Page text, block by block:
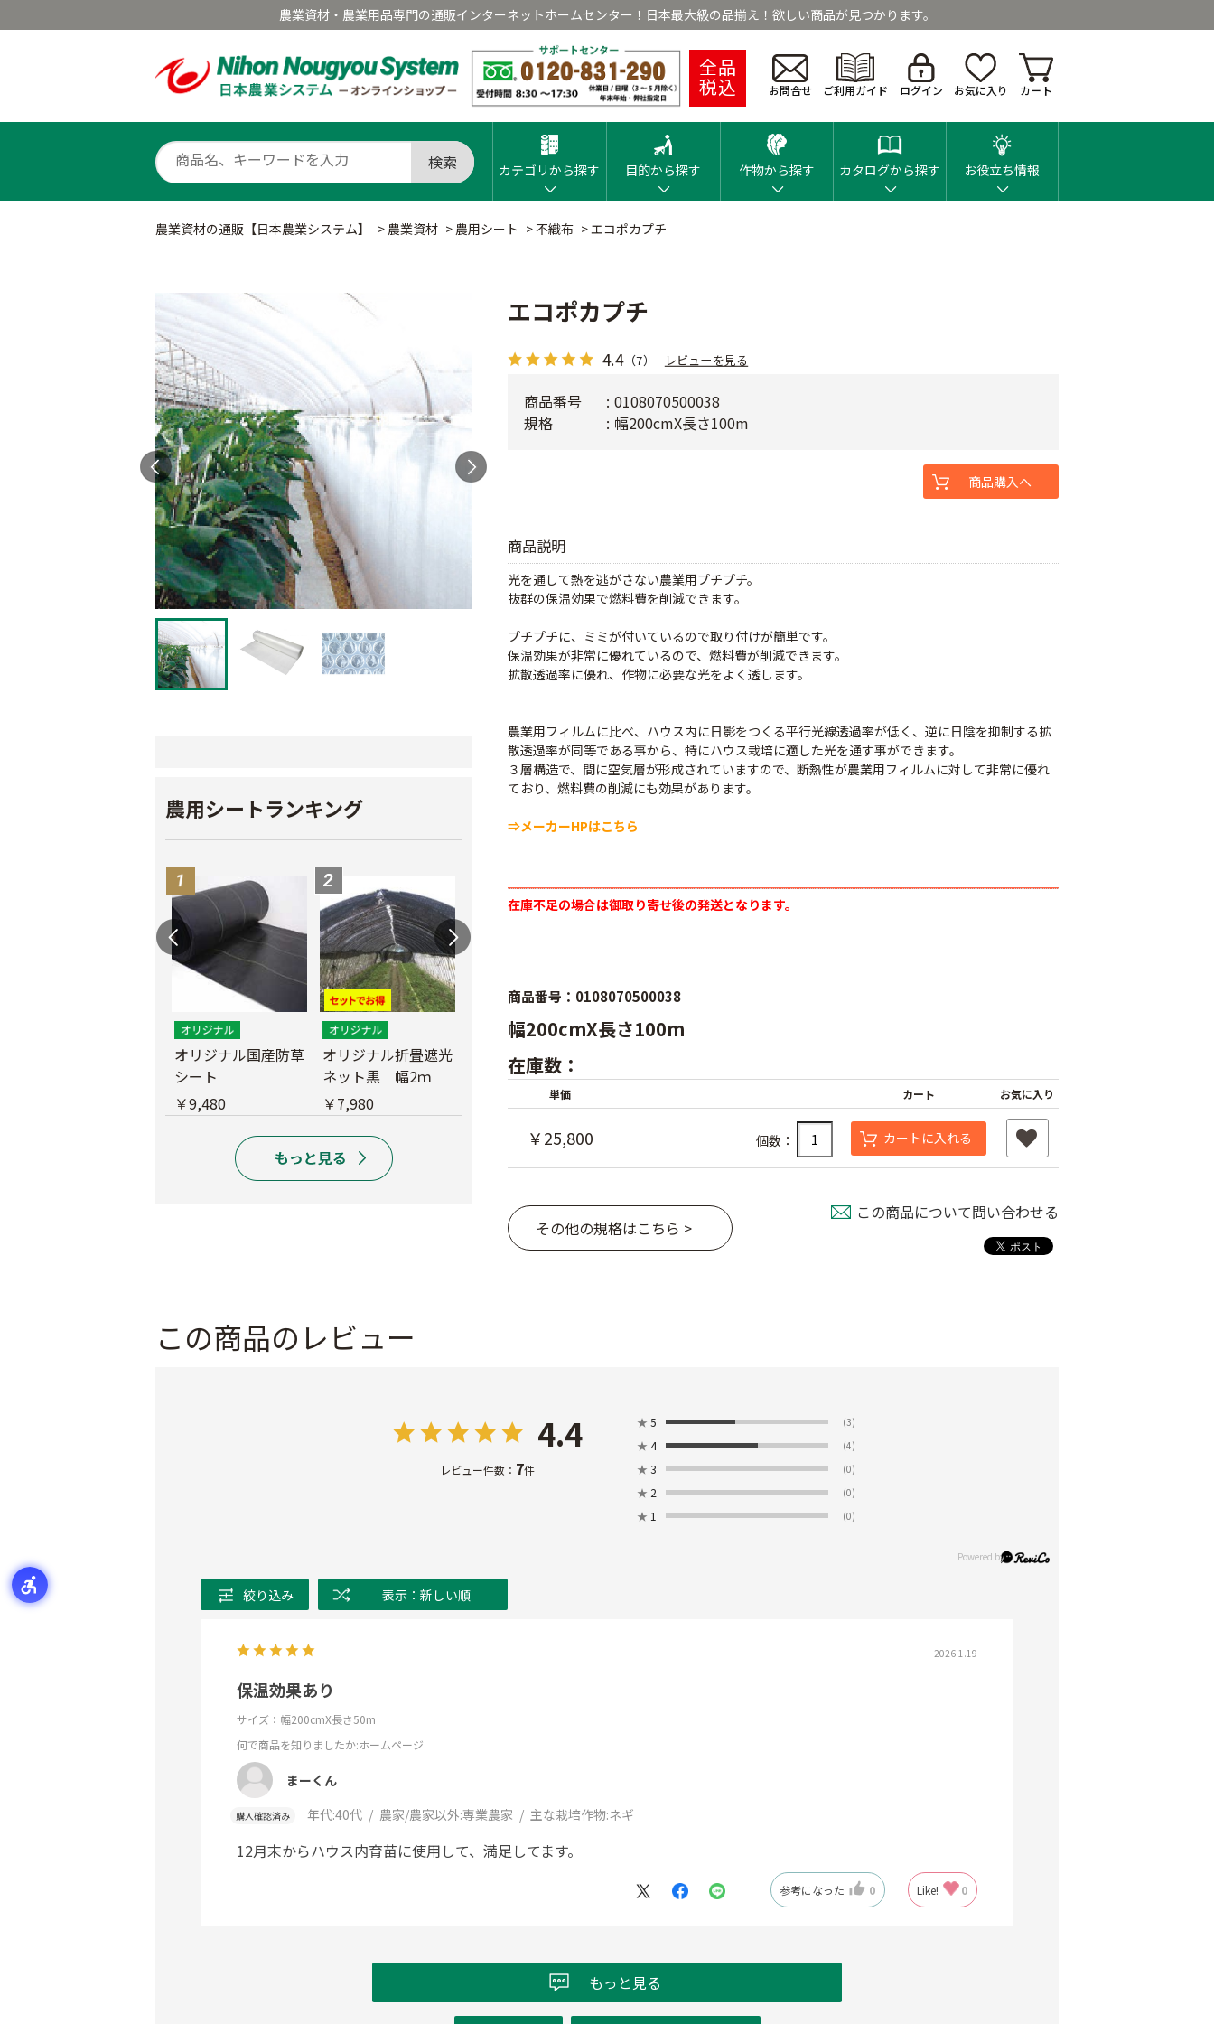
農業資材・農業用品専門の通販インターネットホームセンター！日本最大級の品揃え！欲しい商品が見つかります。
全品
税込 お問合せ ご利用ガイド ログイン お気に入り カート
検索 カテゴリから探す 目的から探す 作物から探す カタログから探す お役立ち情報
農業資材の通販【日本農業システム】 > 農業資材 > 農用シート >不織布 >エコポカプチ
農用シートランキング
オリジナル国産防草
シート
￥9,480
オリジナル折畳遮光
ネット黒 幅2ｍ
￥7,980
蝶型パンチ
￥3,480
ネット黒 幅6ｍ
￥23,780
べたがけ一発 200m
￥6,680
ワイト 幅6m
￥39,800
エコポカプチ
4.4（7） レビューを見る
商品説明
光を通して熱を逃がさない農業用プチプチ。
抜群の保温効果で燃料費を削減できます。
プチプチに、ミミが付いているので取り付けが簡単です。
保温効果が非常に優れているので、燃料費が削減できます。
拡散透過率に優れ、作物に必要な光をよく透します。
農業用フィルムに比べ、ハウス内に日影をつくる平行光線透過率が低く、逆に日陰を抑制する拡
散透過率が同等である事から、特にハウス栽培に適した光を通す事ができます。
３層構造で、間に空気層が形成されていますので、断熱性が農業用フィルムに対して非常に優れ
ており、燃料費の削減にも効果があります。
⇒メーカーHPはこちら
在庫不足の場合は御取り寄せ後の発送となります。
商品番号
0108070500038
規格
幅200cmX長さ100m
商品購入へ
商品番号：0108070500038
幅200cmX長さ100m
在庫数：
単価 カート お気に入り
￥25,800 個数： カートに入れる
その他の規格はこちら >
この商品について問い合わせる
この商品のレビュー
4.4
レビュー件数： 7件
★ 5 (3)
★ 4 (4)
★ 3 (0)
★ 2 (0)
★ 1 (0)
絞り込み 表示：新しい順
2026.1.19
保温効果あり
サイズ：幅200cmX長さ50m
何で商品を知りましたか:ホームページ
まーくん
購入確認済み 年代:40代 農家/農家以外:専業農家 主な栽培作物:ネギ
12月末からハウス内育苗に使用して、満足してます。
参考になった 0 Like! 0
もっと見る